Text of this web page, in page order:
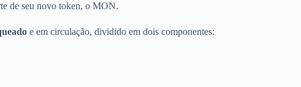
de seu novo token, o MON.
e em circulação, dividido em dois componentes: